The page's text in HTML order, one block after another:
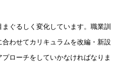
まぐるしく変化しています。職業訓
わせてカリキュラムを改編・新設
ローチをしていかなければなりま